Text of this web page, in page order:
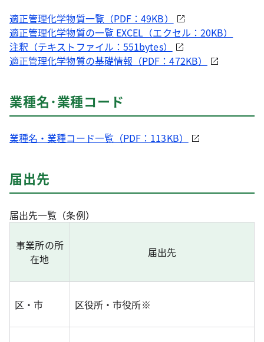
適正管理化学物質一覧（PDF：49KB）
適正管理化学物質の一覧 EXCEL（エクセル：20KB）
注釈（テキストファイル：551bytes）
適正管理化学物質の基礎情報（PDF：472KB）
業種名･業種コード
業種名・業種コード一覧（PDF：113KB）
届出先
届出先一覧（条例）
事業所の所
在地
届出先
区・市 区役所・市役所※